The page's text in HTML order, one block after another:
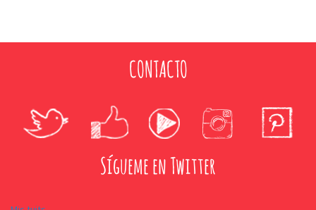
CONTACTO
Sígueme en Twitter